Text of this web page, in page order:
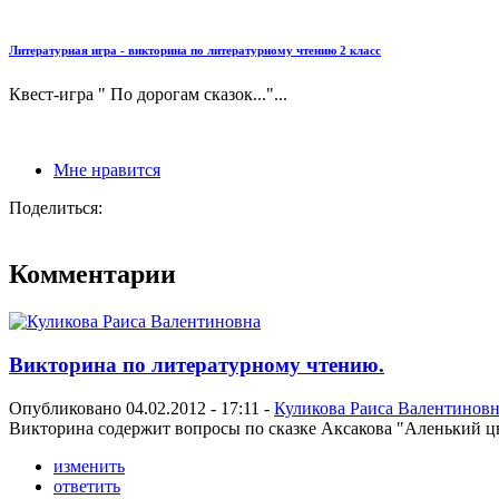
Литературная игра - викторина по литературному чтению 2 класс
Квест-игра " По дорогам сказок..."...
Мне нравится
Поделиться:
Комментарии
Викторина по литературному чтению.
Опубликовано 04.02.2012 - 17:11 - Куликова Раиса
Викторина содержит вопросы по сказке Аксакова "Аленький
изменить
ответить